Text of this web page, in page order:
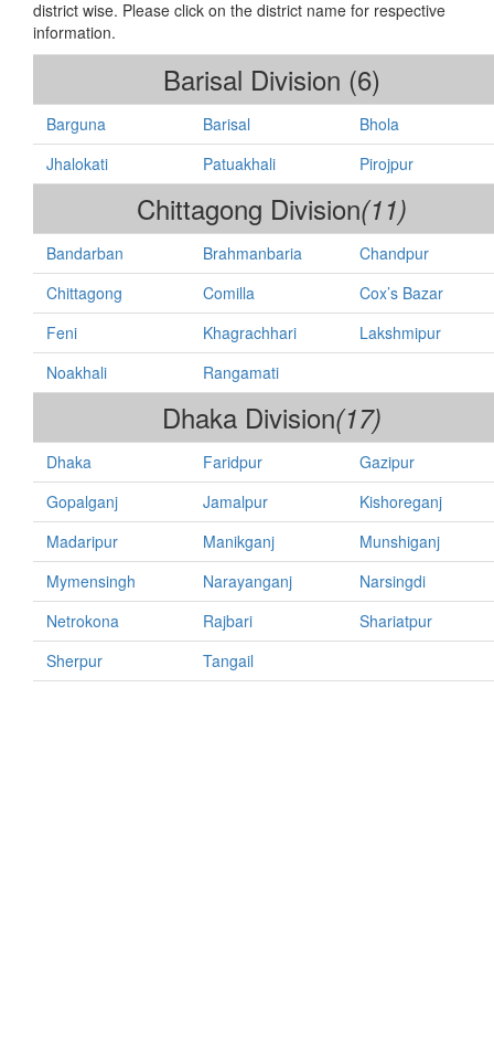
district wise. Please click on the district name for respective
information.
Barisal Division (6)
Barguna Barisal
Bhola
Jhalokati
Patuakhali Pirojpur
Chittagong Division(11)
Bandarban Brahmanbaria
Chandpur
Chittagong
Comilla
Cox’s Bazar
Feni
Khagrachhari
Lakshmipur
Noakhali
Rangamati
Dhaka Division(17)
Dhaka Faridpur
Gazipur
Gopalganj
Jamalpur
Kishoreganj
Madaripur
Manikganj
Munshiganj
Mymensingh
Narayanganj
Narsingdi
Netrokona
Rajbari
Shariatpur
Sherpur
Tangail